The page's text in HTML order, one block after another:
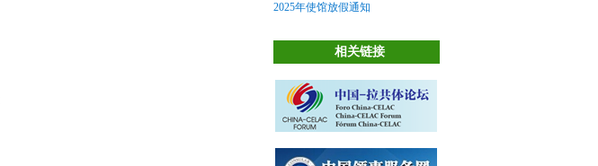
2025年使馆放假通知
相关链接